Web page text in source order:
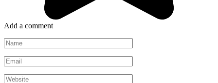
Add a comment
Name
*
Email
*
Website